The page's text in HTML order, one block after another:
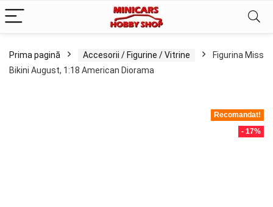
Prima pagină Accesorii / Figurine / Vitrine
Figurina Miss
Bikini August, 1:18 American Diorama
Recomandat!
- 17%